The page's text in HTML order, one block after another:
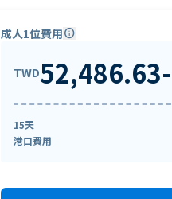
成人1位費用info
TWD52,486.63-
15天
港口費用